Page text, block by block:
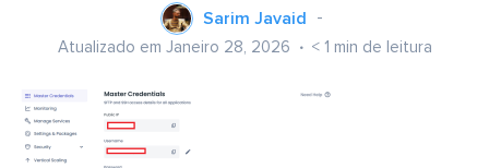
Sarim Javaid
Atualizado em Janeiro 28, 2026 < 1 min de leitura